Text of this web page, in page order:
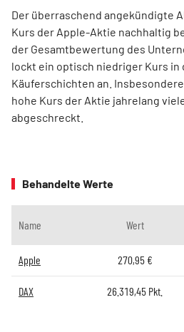
Der überraschend angekündigte
Kurs der Apple-Aktie nachhaltig
der Gesamtbewertung des
lockt ein optisch niedriger Kurs in
Käuferschichten an.
hohe Kurs der Aktie jahrelang
abgeschreckt.
Behandelte Werte
Name Wert
Apple 270,95€
DAX 26.319,45 Pkt.